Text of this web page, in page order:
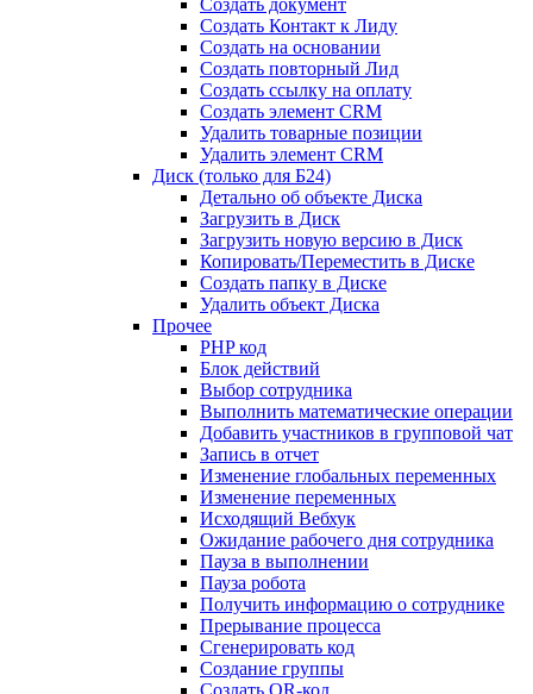
Создать документ
Создать Контакт к Лиду
Создать на основании
Создать повторный Лид
Создать ссылку на оплату
Создать элемент CRM
Удалить товарные позиции
Удалить элемент CRM
Диск (только для Б24)
Детально об объекте Диска
Загрузить в Диск
Загрузить новую версию в Диск
Копировать/Переместить в Диске
Создать папку в Диске
Удалить объект Диска
Прочее
PHP код
Блок действий
Выбор сотрудника
Выполнить математические операции
Добавить участников в групповой чат
Запись в отчет
Изменение глобальных переменных
Изменение переменных
Исходящий Вебхук
Ожидание рабочего дня сотрудника
Пауза в выполнении
Пауза робота
Получить информацию о сотруднике
Прерывание процесса
Сгенерировать код
Создание группы
Создать QR-код